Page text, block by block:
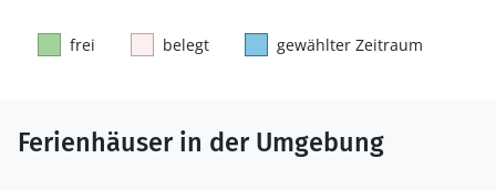
frei belegt gewählter Zeitraum
Ferienhäuser in der Umgebung